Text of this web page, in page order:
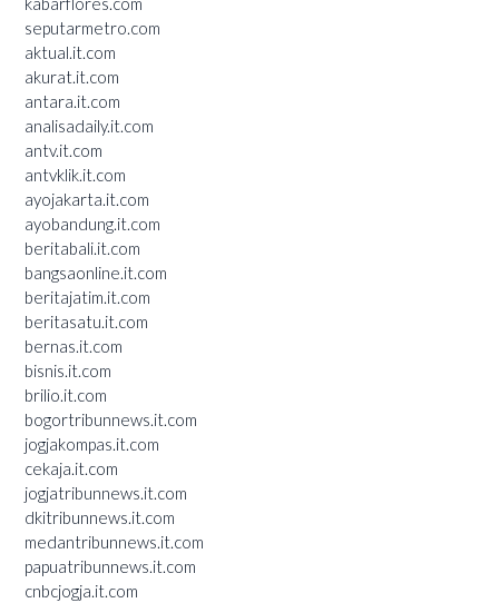
seputarmetro.com
aktual.it.com
akurat.it.com
antara.it.com
analisadaily.it.com
antv.it.com
antvklik.it.com
ayojakarta.it.com
ayobandung.it.com
beritabali.it.com
bangsaonline.it.com
beritajatim.it.com
beritasatu.it.com
bernas.it.com
bisnis.it.com
brilio.it.com
bogortribunnews.it.com
jogjakompas.it.com
cekaja.it.com
jogjatribunnews.it.com
dkitribunnews.it.com
medantribunnews.it.com
papuatribunnews.it.com
cnbcjogja.it.com